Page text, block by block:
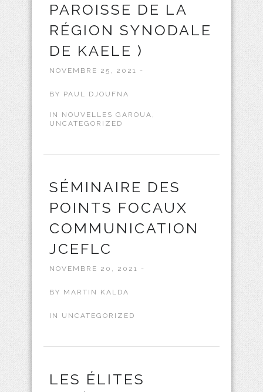
PAROISSE DE LA
RÉGION SYNODALE
DE KAELE )
NOVEMBRE 25, 2021 -
BY PAUL DJOUFNA
IN NOUVELLES GAROUA ,
UNCATEGORIZED
SÉMINAIRE DES
POINTS FOCAUX
COMMUNICATION
JCEFLC
NOVEMBRE 20, 2021 -
BY MARTIN KALDA
IN UNCATEGORIZED
LES ÉLITES